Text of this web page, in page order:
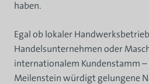
haben.
Egal ob lokaler
Handelsunternehmen oder
internationalem Kundenstamm –
Meilenstein würdigt gelungene